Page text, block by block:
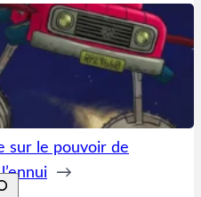
sur le pouvoir de
→